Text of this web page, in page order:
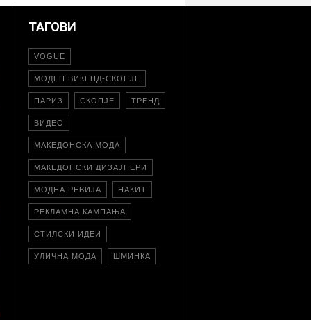
ТАГОВИ
VOGUE
МОДЕН ВИКЕНД-СКОПЈЕ
ПАРИЗ СКОПЈЕ ТРЕНД
ВИДЕО
МАКЕДОНСКА МОДА
МАКЕДОНСКИ ДИЗАЈНЕРИ
МОДНА РЕВИЈА НАКИТ
РЕКЛАМНА КАМПАЊА
СТИЛСКИ ИДЕИ
УЛИЧНА МОДА ШМИНКА